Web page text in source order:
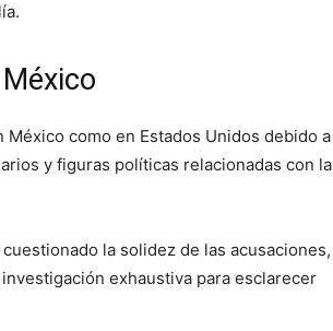
como en Estados Unidos debido a
y figuras políticas relacionadas con la
la solidez de las acusaciones,
exhaustiva para esclarecer